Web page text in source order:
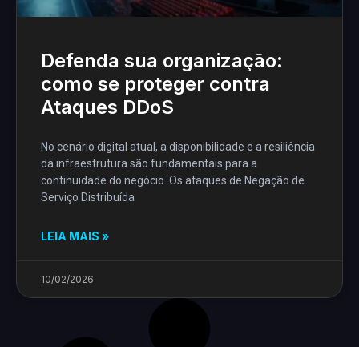
Defenda sua organização:
como se proteger contra
Ataques DDoS
No cenário digital atual, a disponibilidade e a resiliência
da infraestrutura são fundamentais para a
continuidade do negócio. Os ataques de Negação de
Serviço Distribuída
LEIA MAIS »
10/02/2026